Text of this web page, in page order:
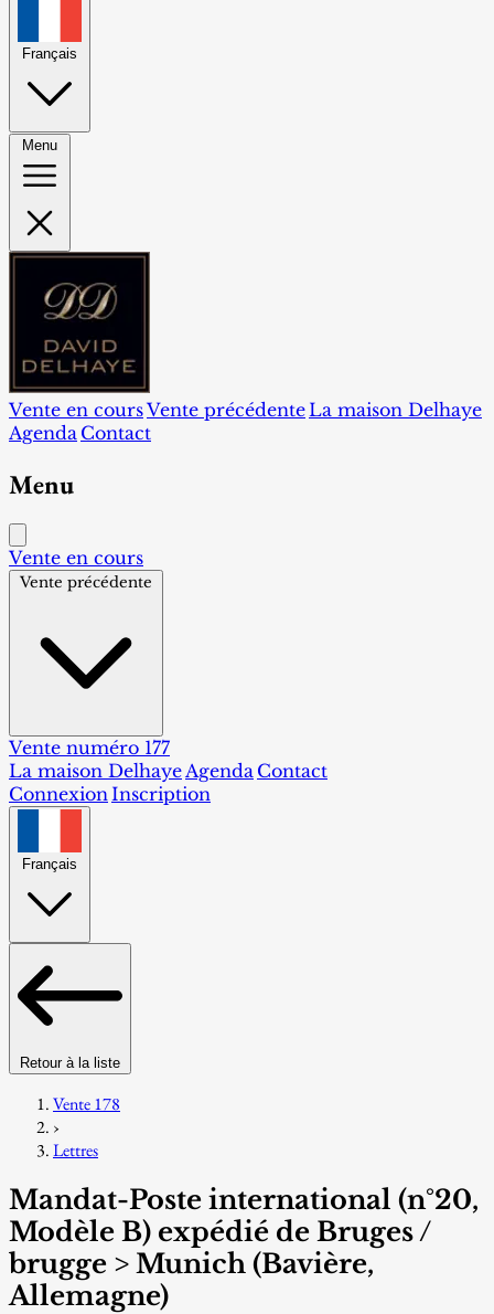
Français
Menu
Vente en coursVente précédente La maison Delhaye
Agenda Contact
Menu
Vente en cours
Vente précédente
Vente numéro 177
La maison DelhayeAgenda Contact
ConnexionInscription
Français
Retour à la liste
Vente 178
›
Lettres
Mandat-Poste international (n°20,
Modèle B) expédié de Bruges /
brugge > Munich (Bavière,
Allemagne)